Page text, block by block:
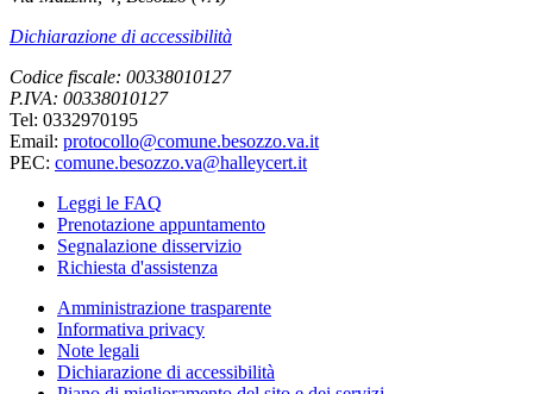
Dichiarazione di accessibilità
Codice fiscale: 00338010127
P.IVA: 00338010127
Tel: 0332970195
Email: protocollo@comune.besozzo.va.it
PEC: comune.besozzo.va@halleycert.it
Leggi le FAQ
Prenotazione appuntamento
Segnalazione disservizio
Richiesta d'assistenza
Amministrazione trasparente
Informativa privacy
Note legali
Dichiarazione di accessibilità